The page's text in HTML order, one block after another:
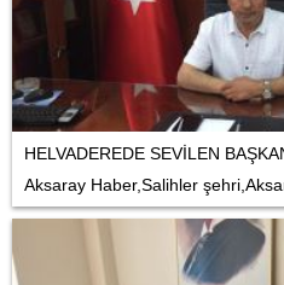
HELVADEREDE SEVİLEN
Aksaray Haber,Salihler